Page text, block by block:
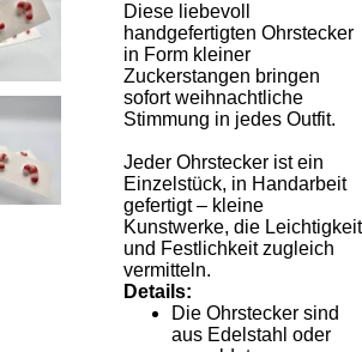
Diese liebevoll
handgefertigten Ohrstecker
in Form kleiner
Zuckerstangen bringen
sofort weihnachtliche
Stimmung in jedes Outfit.
Jeder Ohrstecker ist ein
Einzelstück, in Handarbeit
gefertigt – kleine
Kunstwerke, die Leichtigkeit
und Festlichkeit zugleich
vermitteln.
Details:
Die Ohrstecker sind
aus Edelstahl oder